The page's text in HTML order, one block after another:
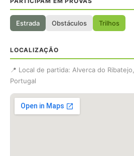
Estrada Obstáculos Trilhos
LOCALIZAÇÃO
📍 Local de partida: Alverca do
Portugal